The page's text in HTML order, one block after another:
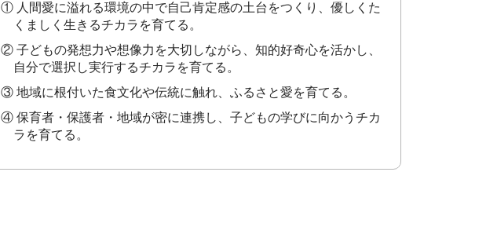
① 人間愛に溢れる環境の中で自己肯定感の土台をつくり、優しくた
くましく生きるチカラを育てる。
② 子どもの発想力や想像力を大切しながら、知的好奇心を活かし、
自分で選択し実行するチカラを育てる。
③ 地域に根付いた食文化や伝統に触れ、ふるさと愛を育てる。
④ 保育者・保護者・地域が密に連携し、子どもの学びに向かうチカ
ラを育てる。